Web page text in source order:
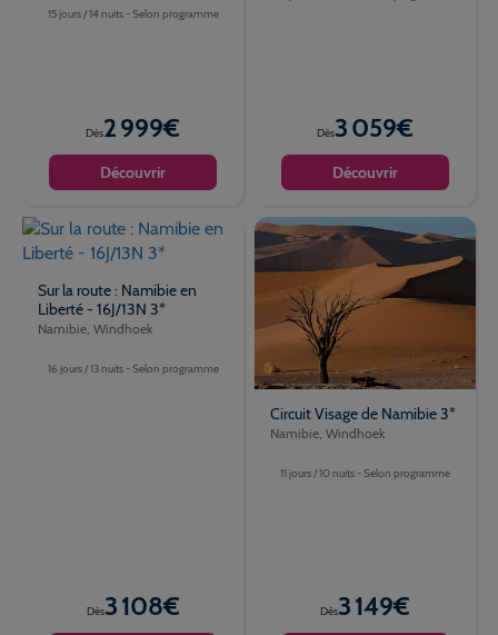
15 jours / 14 nuits - Selon programme
Dès2 999€
Découvrir
Dès3 059€
Découvrir
Sur la route : Namibie en
Liberté - 16J/13N 3*
Namibie, Windhoek
16 jours / 13 nuits - Selon programme
Dès3 108€
Circuit Visage de Namibie 3*
Namibie, Windhoek
11 jours / 10 nuits - Selon programme
Dès3 149€